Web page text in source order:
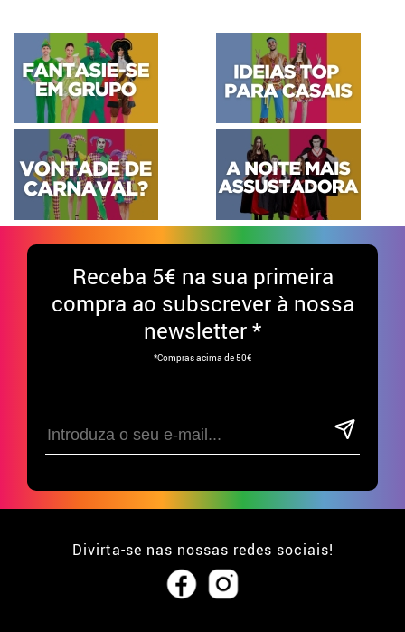
Receba 5€ na sua primeira
compra ao subscrever à nossa
newsletter *
*Compras acima de 50€
Divirta-se nas nossas redes sociais!